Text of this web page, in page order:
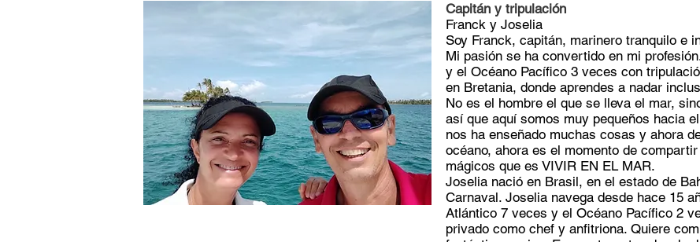
Capitán y tripulación
Franck y Joselia
Soy Franck, capitán, marinero tranquilo e
Mi pasión se ha convertido en mi
y el Océano Pacífico 3 veces con
en Bretania, donde aprendes a nadar
No es el hombre el que se lleva el mar,
así que aquí somos muy pequeños hacia
nos ha enseñado muchas cosas y ahora
océano, ahora es el momento de
mágicos que es VIVIR EN EL MAR.
Joselia nació en Brasil, en el estado de
Carnaval. Joselia navega desde hace 15
Atlántico 7 veces y el Océano Pacífico 2
privado como chef y anfitriona. Quiere